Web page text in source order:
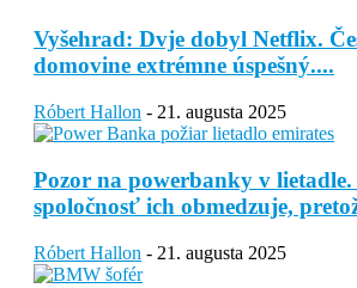
Vyšehrad: Dvje dobyl Netflix.
domovine extrémne úspešný....
Róbert Hallon - 21. augusta 2025
Pozor na powerbanky v
spoločnosť ich obmedzuje,
Róbert Hallon - 21. augusta 2025